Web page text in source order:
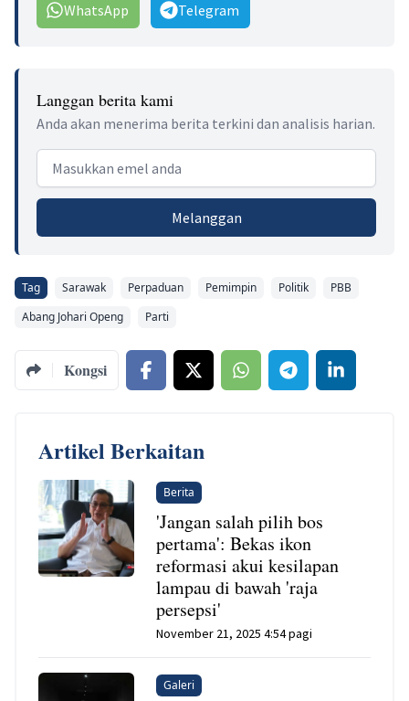
WhatsApp Telegram
Langgan berita kami
Anda akan menerima berita terkini dan analisis harian.
Email address
Melanggan
Tag Sarawak Perpaduan Pemimpin Politik
PBB
Abang Johari Openg
Parti
Kongsi
Artikel Berkaitan
Berita
'Jangan salah pilih bos
pertama': Bekas ikon
reformasi akui kesilapan
lampau di bawah 'raja
persepsi'
November 21, 2025 4:54 pagi
Galeri